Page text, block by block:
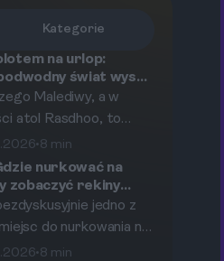
Kategorie
na urlop:
świat wyspy
początkujących
Malediwy, a w
atol Rasdhoo, to
na rozpoczęcie
z nurkowaniem. Ten
przewodnik zabierze
po najlepszych
praktycznych
i podwodnych
•8 min
nurkować na
zobaczyć rekiny
manty?
jedno z
do nurkowania na
klejnot
•8 min